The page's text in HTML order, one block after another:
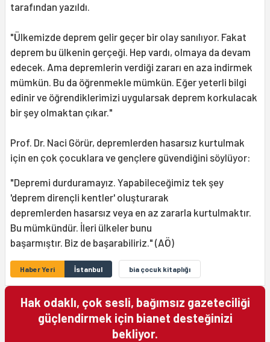
tarafından yazıldı.
"Ülkemizde deprem gelir geçer bir olay sanılıyor. Fakat
deprem bu ülkenin gerçeği. Hep vardı, olmaya da devam
edecek. Ama depremlerin verdiği zararı en aza indirmek
mümkün. Bu da öğrenmekle mümkün. Eğer yeterli bilgi
edinir ve öğrendiklerimizi uygularsak deprem korkulacak
bir şey olmaktan çıkar."
Prof. Dr. Naci Görür, depremlerden hasarsız kurtulmak
için en çok çocuklara ve gençlere güvendiğini söylüyor:
"Depremi durduramayız. Yapabileceğimiz tek şey
'deprem dirençli kentler' oluşturarak
depremlerden hasarsız veya en az zararla kurtulmaktır.
Bu mümkündür. İleri ülkeler bunu
başarmıştır. Biz de başarabiliriz." (AÖ)
Haber Yeri İstanbul bia çocuk kitaplığı
Hak odaklı, çok sesli, bağımsız gazeteciliği
güçlendirmek için bianet desteğinizi
bekliyor.